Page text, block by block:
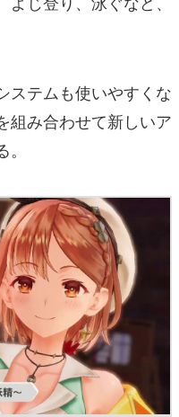
ステムも使いやすくな
組み合わせて新しいア